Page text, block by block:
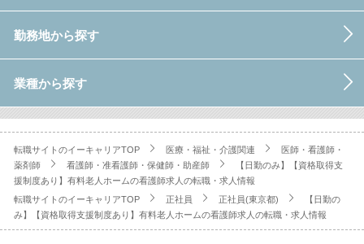
勤務地から探す
業種から探す
転職サイトのイーキャリアTOP 医療・福祉・介護関連
医師・看護師・
薬剤師
看護師・准看護師・保健師・助産師
【日勤のみ】【資格取得支
援制度あり】有料老人ホームの看護師求人の転職・求人情報
転職サイトのイーキャリアTOP
正社員 正社員(東京都)
【日勤の
み】【資格取得支援制度あり】有料老人ホームの看護師求人の転職・求人情報